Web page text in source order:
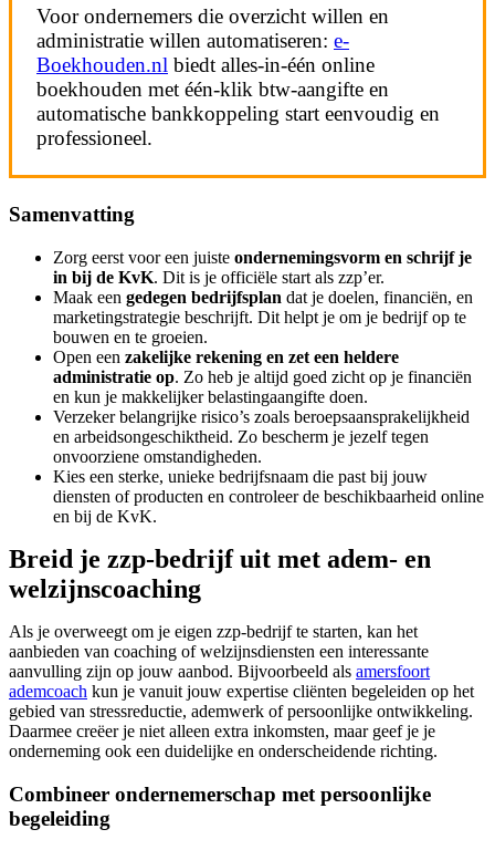
Voor ondernemers die overzicht willen en
administratie willen automatiseren: e-
Boekhouden.nl biedt alles-in-één online
boekhouden met één-klik btw-aangifte en
automatische bankkoppeling start eenvoudig en
professioneel.
Samenvatting
Zorg eerst voor een juiste ondernemingsvorm en schrijf je
in bij de KvK. Dit is je officiële start als zzp’er.
Maak een gedegen bedrijfsplan dat je doelen, financiën, en
marketingstrategie beschrijft. Dit helpt je om je bedrijf op te
bouwen en te groeien.
Open een zakelijke rekening en zet een heldere
administratie op. Zo heb je altijd goed zicht op je financiën
en kun je makkelijker belastingaangifte doen.
Verzeker belangrijke risico’s zoals beroepsaansprakelijkheid
en arbeidsongeschiktheid. Zo bescherm je jezelf tegen
onvoorziene omstandigheden.
Kies een sterke, unieke bedrijfsnaam die past bij jouw
diensten of producten en controleer de beschikbaarheid online
en bij de KvK.
Breid je zzp-bedrijf uit met adem- en
welzijnscoaching
Als je overweegt om je eigen zzp-bedrijf te starten, kan het
aanbieden van coaching of welzijnsdiensten een interessante
aanvulling zijn op jouw aanbod. Bijvoorbeeld als amersfoort
ademcoach kun je vanuit jouw expertise cliënten begeleiden op het
gebied van stressreductie, ademwerk of persoonlijke ontwikkeling.
Daarmee creëer je niet alleen extra inkomsten, maar geef je je
onderneming ook een duidelijke en onderscheidende richting.
Combineer ondernemerschap met persoonlijke
begeleiding